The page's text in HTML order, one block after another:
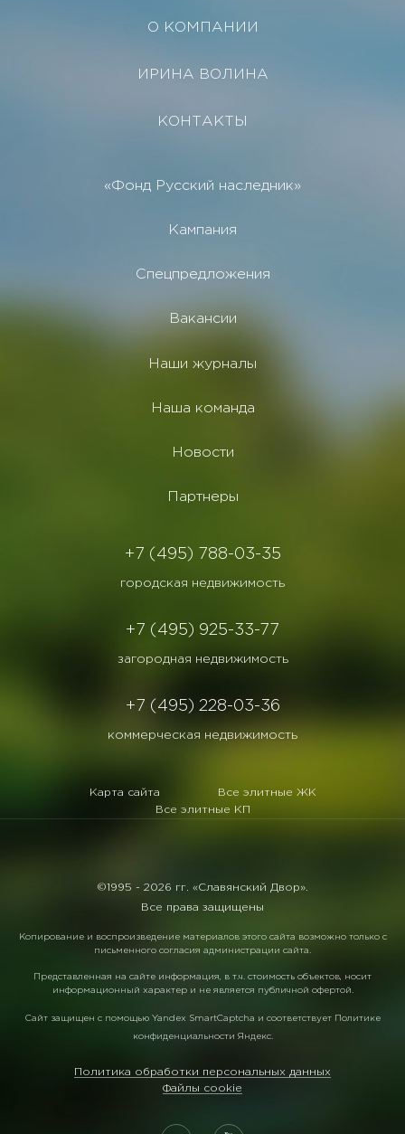
О КОМПАНИИ
ИРИНА ВОЛИНА
КОНТАКТЫ
«Фонд Русский наследник»
Кампания
Спецпредложения
Вакансии
Наши журналы
Наша команда
Новости
Партнеры
+7 (495) 788-03-35
городская недвижимость
+7 (495) 925-33-77
загородная недвижимость
+7 (495) 228-03-36
коммерческая недвижимость
Карта сайта
Все элитные ЖК
Все элитные КП
©1995 - 2026 гг. «Славянский Двор».
Все права защищены
Копирование и воспроизведение материалов этого сайта возможно только с
письменного согласия администрации сайта.
Представленная на сайте информация, в т.ч. стоимость объектов, носит
информационный характер и не является публичной офертой.
Сайт защищен с помощью Yandex SmartCaptcha и соответствует Политике
конфиденциальности Яндекс.
Политика обработки персональных данных
Файлы cookie